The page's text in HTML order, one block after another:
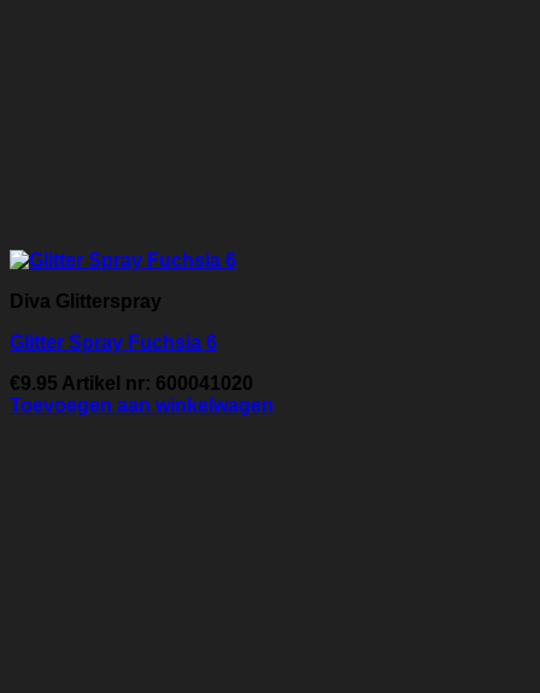
Diva Glitterspray
Glitter Spray Fuchsia 6
€9.95 Artikel nr: 600041020
Toevoegen aan winkelwagen